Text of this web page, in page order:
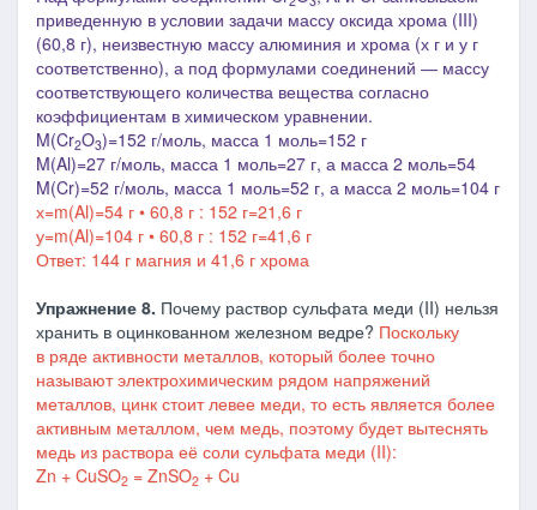
приведенную в условии задачи массу оксида хрома (III)
(60,8 г), неизвестную массу алюминия и хрома (х г и у г
соответственно), а под формулами соединений ― массу
соответствующего количества вещества согласно
коэффициентам в химическом уравнении.
M(Cr2O3)=152 г/моль, масса 1 моль=152 г
M(Al)=27 г/моль, масса 1 моль=27 г, а масса 2 моль=54
M(Cr)=52 г/моль, масса 1 моль=52 г, а масса 2 моль=104 г
х=m(Al)=54 г • 60,8 г : 152 г=21,6 г
у=m(Al)=104 г • 60,8 г : 152 г=41,6 г
Ответ: 144 г магния и 41,6 г хрома
Упражнение 8. Почему раствор сульфата меди (II) нельзя
хранить в оцинкованном железном ведре? Поскольку
в ряде активности металлов, который более точно
называют электрохимическим рядом напряжений
металлов, цинк стоит левее меди, то есть является более
активным металлом, чем медь, поэтому будет вытеснять
медь из раствора её соли сульфата меди (II):
Zn + CuSO2 = ZnSO2 + Cu